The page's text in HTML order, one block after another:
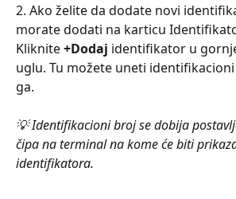
2. Ako želite da dodate novi
morate dodati na karticu
Kliknite +Dodaj identifikator u
uglu. Tu možete uneti
ga.
💡 Identifikacioni broj se dobija
čipa na terminal na kome će biti
identifikatora.